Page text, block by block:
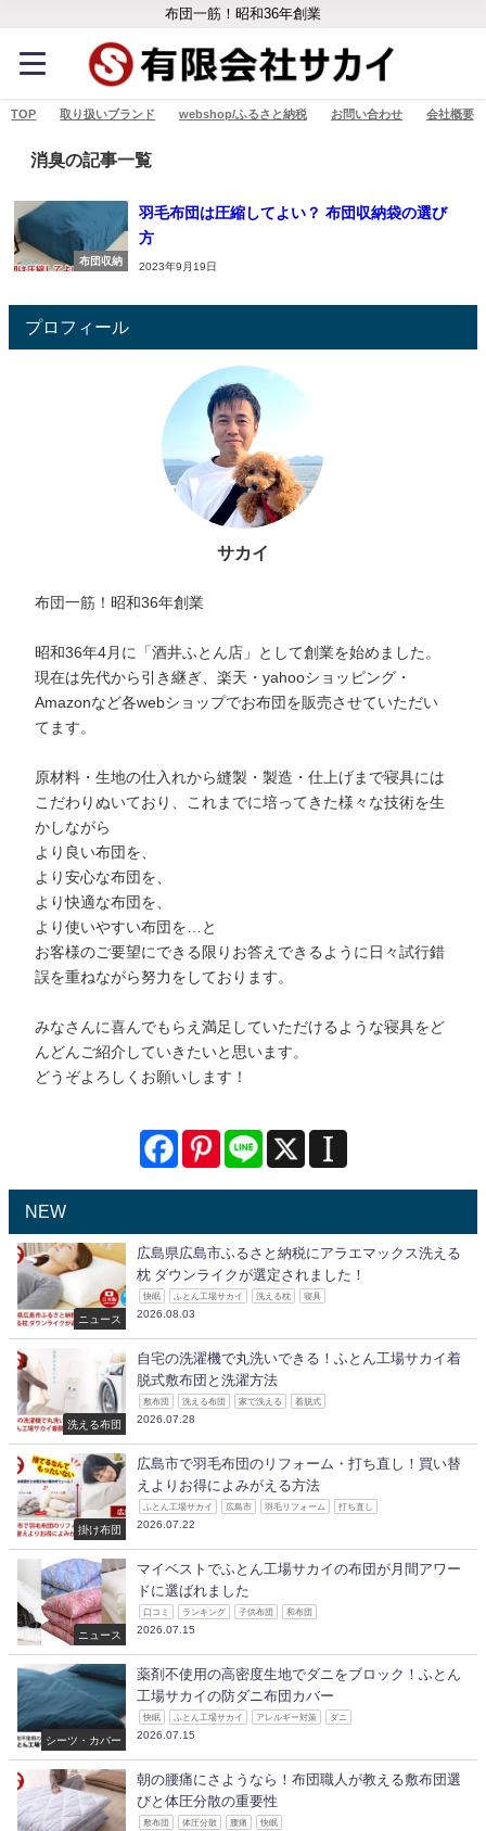
布団一筋！昭和36年創業
TOP 取り扱いブランド webshop/ふるさと納税 お問い合わせ 会社概要
消臭の記事一覧
布団収納
羽毛布団は圧縮してよい？ 布団収納袋の選び
方
2023年9月19日
プロフィール
サカイ
布団一筋！昭和36年創業
昭和36年4月に「酒井ふとん店」として創業を始めました。
現在は先代から引き継ぎ、楽天・yahooショッピング・
Amazonなど各webショップでお布団を販売させていただい
てます。
原材料・生地の仕入れから縫製・製造・仕上げまで寝具には
こだわりぬいており、これまでに培ってきた様々な技術を生
かしながら
より良い布団を、
より安心な布団を、
より快適な布団を、
より使いやすい布団を…と
お客様のご要望にできる限りお答えできるように日々試行錯
誤を重ねながら努力をしております。
みなさんに喜んでもらえ満足していただけるような寝具をど
んどんご紹介していきたいと思います。
どうぞよろしくお願いします！
NEW
ニュース
広島県広島市ふるさと納税にアラエマックス洗える
枕 ダウンライクが選定されました！
快眠 ふとん工場サカイ 洗える枕 寝具
2026.08.03
洗える布団
自宅の洗濯機で丸洗いできる！ふとん工場サカイ着
脱式敷布団と洗濯方法
敷布団 洗える布団 家で洗える 着脱式
2026.07.28
掛け布団
広島市で羽毛布団のリフォーム・打ち直し！買い替
えよりお得によみがえる方法
ふとん工場サカイ 広島市 羽毛リフォーム 打ち直し
2026.07.22
ニュース
マイベストでふとん工場サカイの布団が月間アワー
ドに選ばれました
口コミ ランキング 子供布団 和布団
2026.07.15
シーツ・カバー
薬剤不使用の高密度生地でダニをブロック！ふとん
工場サカイの防ダニ布団カバー
快眠 ふとん工場サカイ アレルギー対策 ダニ
2026.07.15
朝の腰痛にさようなら！布団職人が教える敷布団選
びと体圧分散の重要性
敷布団 体圧分散 腰痛 快眠